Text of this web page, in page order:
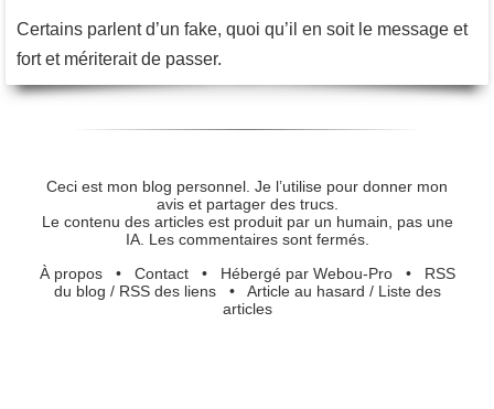
Certains parlent d’un fake, quoi qu’il en soit le message et
fort et mériterait de passer.
Ceci est mon blog personnel. Je l’utilise pour donner mon
avis et partager des trucs.
Le contenu des articles est produit par un humain, pas une
IA. Les commentaires sont fermés.
À propos• Contact• Hébergé par Webou-Pro• RSS
du blog / RSS des liens• Article au hasard / Liste des
articles